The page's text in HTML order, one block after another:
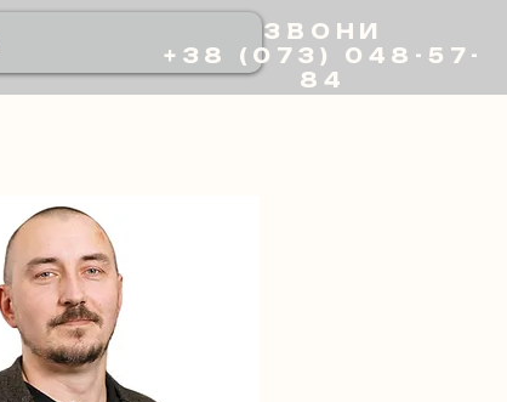
ЗВОНИ
+38 (073) 048-57-
84